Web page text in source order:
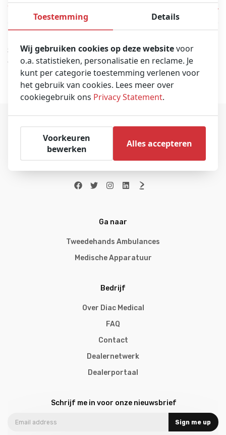
Wat is het retour- en ruilbeleid?
Staat uw vraag hier niet tussen, neem dan contact met ons op
via e-mail:info@diacmedical.comof telefonisch:+31 (0) 517
41 84 77
Diac Medical is ’s werelds grootste verkoper van gebruikte
Ga naar
Tweedehands Ambulances
Medische Apparatuur
Bedrijf
Over Diac Medical
FAQ
Contact
Dealernetwerk
Dealerportaal
Schrijf me in voor onze nieuwsbrief
Sign me up
Toestemming Details
Wij gebruiken cookies op deze websitevoor
o.a. statistieken, personalisatie en reclame. Je
kunt per categorie toestemming verlenen voor
het gebruik van cookies. Lees meer over
cookiegebruik ons Privacy Statement.
Voorkeuren
bewerken
Alles accepteren